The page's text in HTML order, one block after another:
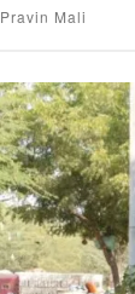
Pravin Mali